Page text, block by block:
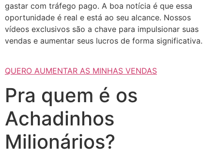
gastar com tráfego pago. A boa notícia é que essa
oportunidade é real e está ao seu alcance. Nossos
vídeos exclusivos são a chave para impulsionar suas
vendas e aumentar seus lucros de forma significativa.
QUERO AUMENTAR AS MINHAS VENDAS
Pra quem é os
Achadinhos
Milionários?